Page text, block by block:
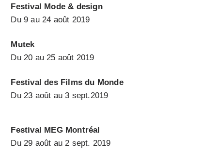
Festival Mode & design
Du 9 au 24 août 2019
Mutek
Du 20 au 25 août 2019
Festival des Films du Monde
Du 23 août au 3 sept.2019
Festival MEG Montréal
Du 29 août au 2 sept. 2019